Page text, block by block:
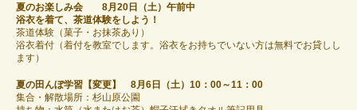
夏のお楽しみ会 8月20日（土）午前中
浴衣を着て、茶道体験をしよう！
茶道体験（菓子・お抹茶あり）
浴衣着付（着付を教室でします。浴衣をお持ちでいない方は無料でお貸しし
ます）
夏の田んぼ学習【変更】 8月6日（土）10：00～11：00
集合・解散場所：杉山原公園